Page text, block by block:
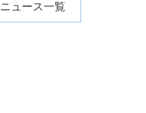
ニュース一覧